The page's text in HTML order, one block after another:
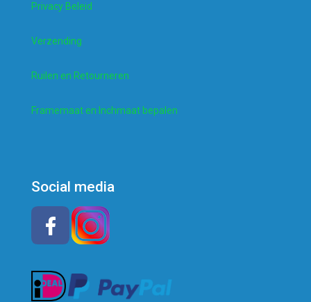
Privacy Beleid
Verzending
Ruilen en Retourneren
Framemaat en Inchmaat bepalen
Social media